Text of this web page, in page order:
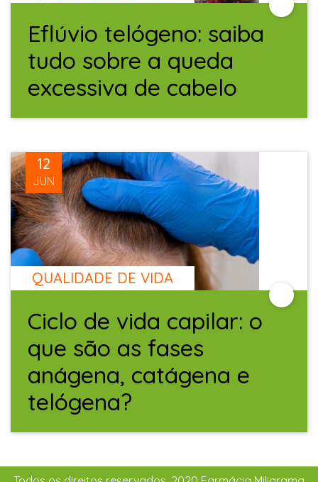
Eflúvio telógeno: saiba
tudo sobre a queda
excessiva de cabelo
12
JUN
QUALIDADE DE VIDA
Ciclo de vida capilar: o
que são as fases
anágena, catágena e
telógena?